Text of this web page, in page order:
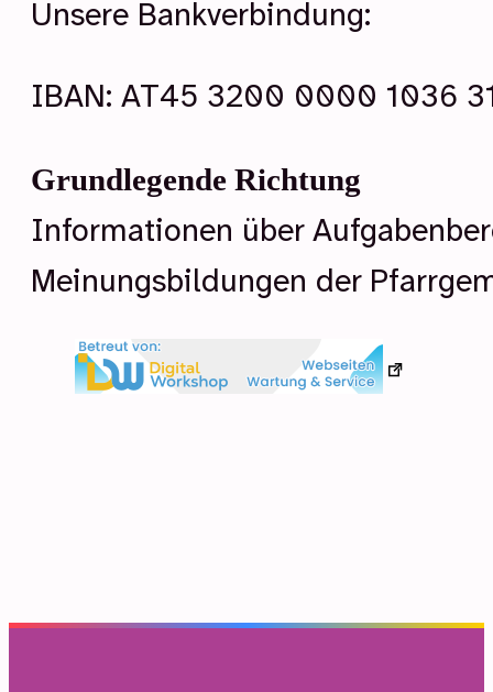
Unsere Bankverbindung:
IBAN: AT45 3200 0000 1036
Grundlegende Richtung
Informationen über
Meinungsbildungen der